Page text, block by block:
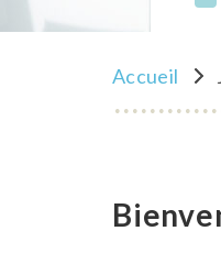
Accueil